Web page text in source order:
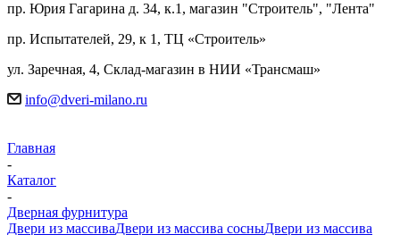
пр. Юрия Гагарина д. 34, к.1, магазин "Строитель", "Лента"
пр. Испытателей, 29, к 1, ТЦ «Строитель»
ул. Заречная, 4, Склад-магазин в НИИ «Трансмаш»
info@dveri-milano.ru
Главная
-
Каталог
-
Дверная фурнитура
Двери из массиваДвери из массива сосныДвери из массива